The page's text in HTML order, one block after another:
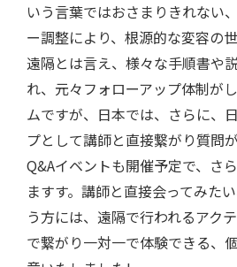
いう言葉ではおさまりきれない
ー調整により、根源的な変容の
遠隔とは言え、様々な手順書や
れ、元々フォローアップ体制が
ムですが、日本では、さらに、
プとして講師と直接繋がり質問
Q&Aイベントも開催予定で、さ
ますす。講師と直接会ってみた
う方には、遠隔で行われるアク
で繋がり一対一で体験できる、